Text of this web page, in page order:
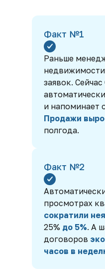
Факт №1
Раньше
недвижимости
заявок. Сейчас
и напоминает
Продажи
полгода.
Факт №2
просмотрах
сократили
25% до 5%. А
договоров
часов в